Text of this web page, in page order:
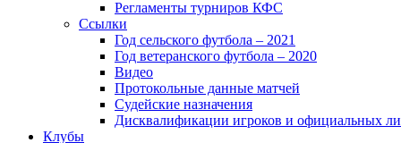
Регламенты турниров КФС
Ссылки
Год сельского футбола – 2021
Год ветеранского футбола – 2020
Видео
Протокольные данные матчей
Судейские назначения
Дисквалификации игроков и официальных
Клубы